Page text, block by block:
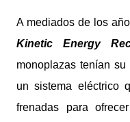
A mediados de los
Kinetic Energy
monoplazas tenían
un sistema eléctrico
frenadas para